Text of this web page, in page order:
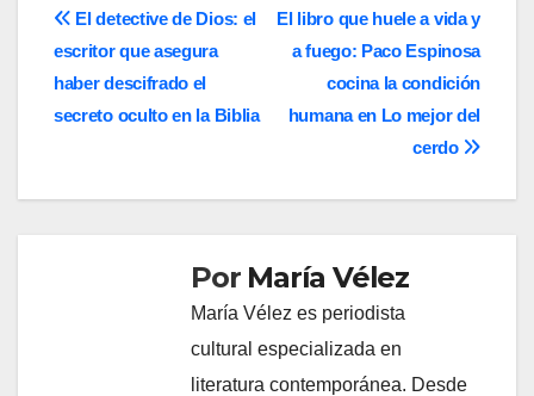
Navegación
de
entradas
El libro que huele a vida y
a fuego: Paco Espinosa
cocina la condición
humana en Lo mejor del
cerdo
El detective de Dios: el
escritor que asegura
haber descifrado el
secreto oculto en la Biblia
Por María Vélez
María Vélez es periodista
cultural especializada en
literatura contemporánea. Desde